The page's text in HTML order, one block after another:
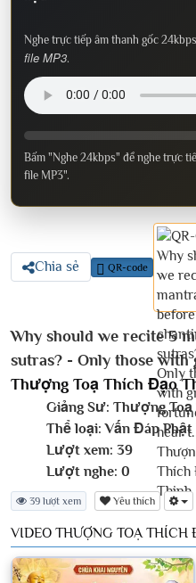
Nghe trực tiếp âm thanh gốc
file MP3.
Bấm "Nghe 24kbps" để nghe trực
file MP3".
Chia sẻ QR-code
Why should we recite 5
sutras? - Only those with
Thượng Toạ Thích Đạo
Giảng Sư: Thượng
Thể loại: Vấn Đáp Phật
Lượt xem: 39
Lượt nghe: 0
39 lượt xem Yêu thích
VIDEO THƯỢNG TOẠ THÍCH